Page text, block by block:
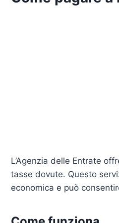
L’Agenzia delle Entrate
tasse dovute. Questo
economica e può